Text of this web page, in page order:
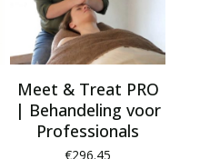
Meet & Treat PRO
| Behandeling voor
Professionals
€296.45